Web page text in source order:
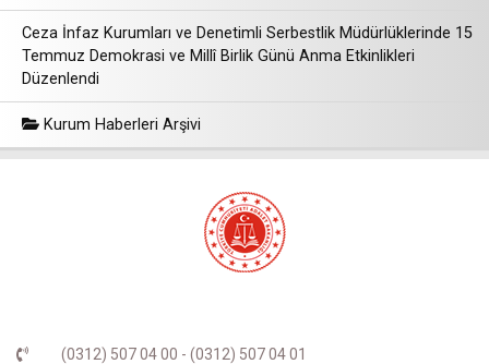
Ceza İnfaz Kurumları ve Denetimli Serbestlik Müdürlüklerinde 15
Temmuz Demokrasi ve Millî Birlik Günü Anma Etkinlikleri
Düzenlendi
Kurum Haberleri Arşivi
(0312) 507 04 00 - (0312) 507 04 01